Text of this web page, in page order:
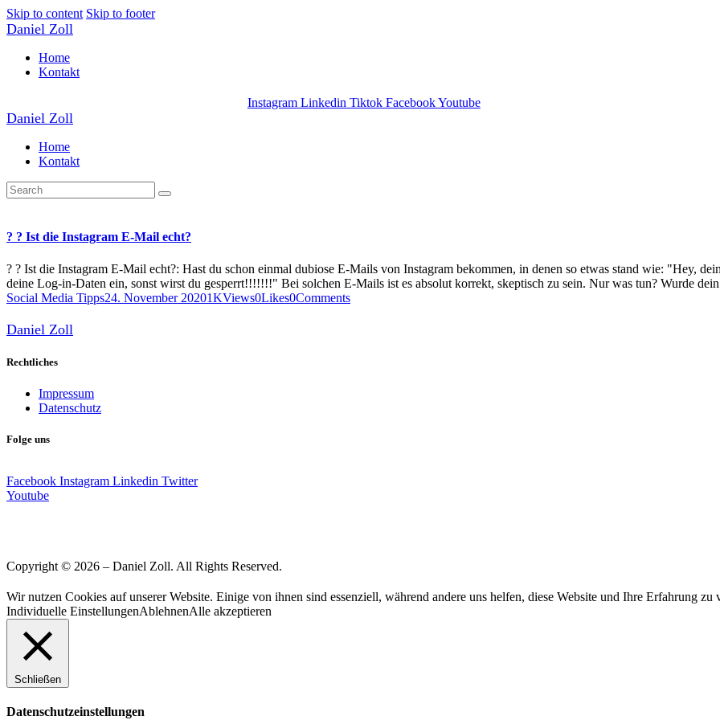
Skip to content Skip to footer
Daniel Zoll
Home
Kontakt
Instagram Linkedin Tiktok FacebookYoutube
Daniel Zoll
Home
Kontakt
? ? Ist die Instagram E-Mail echt?
? ? Ist die Instagram E-Mail echt?: Hast du schon einmal dubiose E-Mails von Instagram bekommen, in denen so etwas stand wie: "Hey,
deine Log-in-Daten ein, sonst wirst du gesperrt!!!!!!!" Bei solchen E-Mails ist es absolut korrekt, skeptisch zu sein. Nur was tun? Wurde
Social Media Tipps24. November 20201KViews0Likes0Comments
Daniel Zoll
Rechtliches
Impressum
Datenschutz
Folge uns
Facebook Instagram Linkedin Twitter
Youtube
Copyright © 2026 – Daniel Zoll. All Rights Reserved.
Wir nutzen Cookies auf unserer Website. Einige von ihnen sind essenziell, während andere uns helfen, diese Website und Ihre Erfahrung zu
Individuelle EinstellungenAblehnenAlle akzeptieren
Schließen
Datenschutzeinstellungen